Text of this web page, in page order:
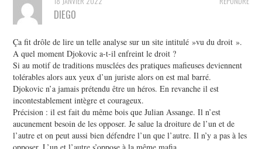
DIEGO
Ça fit drôle de lire un telle analyse sur un site intitulé »vu du droit ».
A quel moment Djokovic a-t-il enfreint le droit ?
Si au motif de traditions musclées des pratiques mafieuses deviennent
tolérables alors aux yeux d’un juriste alors on est mal barré.
Djokovic n’a jamais prétendu être un héros. En revanche il est
incontestablement intègre et courageux.
Précision : il est fait du même bois que Julian Assange. Il n’est
aucunement besoin de les opposer. Je salue la droiture de l’un et de
l’autre et on peut aussi bien défendre l’un que l’autre. Il n’y a pas à les